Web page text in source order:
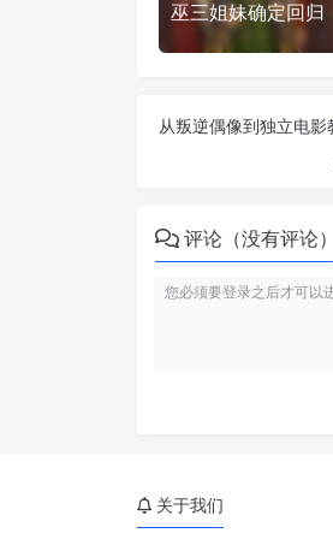
巫三姐妹确定回归
评论（没有评论）
关于我们